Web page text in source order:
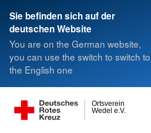
Sie befinden sich auf der
deutschen Website
You are on the German website,
you can use the switch to switch to
the English one
Wedel e.V.
Ortsverein